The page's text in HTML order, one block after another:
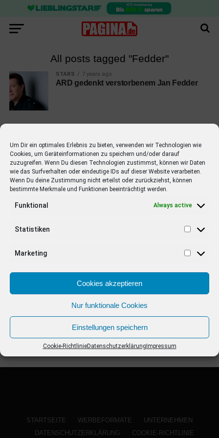
Um Dir ein optimales Erlebnis zu bieten, verwenden wir Technologien wie
Cookies, um Geräteinformationen zu speichern und/oder darauf
zuzugreifen. Wenn Du diesen Technologien zustimmst, können wir Daten
wie das Surfverhalten oder eindeutige IDs auf dieser Website verarbeiten.
Wenn Du deine Zustimmung nicht erteilst oder zurückziehst, können
bestimmte Merkmale und Funktionen beeinträchtigt werden.
Funktional Always active
Statistiken
Marketing
Cookies akzeptieren
Nur funktionale Cookies
Einstellungen speichern
Cookie-RichtlinieDatenschutzerklärung Impressum
All posts tagged "Fedder"
STARS 7 years ago
ARD gedenkt verstorbenem Jan Fedder
EMPFOHLEN
STARS 4 years ago
Barbara Schöneberger Moderatorin
von “Verstehen Sie Spaß?”
STARTSEITE WERBEFORMATE
UNTERNEHMEN
DATENSCHUTZERKLÄRUNG
COOKIE-RICHTLINIE